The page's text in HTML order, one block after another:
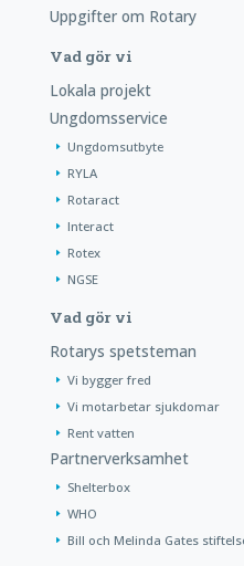
Uppgifter om Rotary
Vad gör vi
Lokala projekt
Ungdomsservice
Ungdomsutbyte
RYLA
Rotaract
Interact
Rotex
NGSE
Vad gör vi
Rotarys spetsteman
Vi bygger fred
Vi motarbetar sjukdomar
Rent vatten
Partnerverksamhet
Shelterbox
WHO
Bill och Melinda Gates